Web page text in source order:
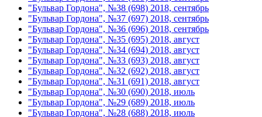
"Бульвар Гордона", №38 (698) 2018, сентябрь
"Бульвар Гордона", №37 (697) 2018, сентябрь
"Бульвар Гордона", №36 (696) 2018, сентябрь
"Бульвар Гордона", №35 (695) 2018, август
"Бульвар Гордона", №34 (694) 2018, август
"Бульвар Гордона", №33 (693) 2018, август
"Бульвар Гордона", №32 (692) 2018, август
"Бульвар Гордона", №31 (691) 2018, август
"Бульвар Гордона", №30 (690) 2018, июль
"Бульвар Гордона", №29 (689) 2018, июль
"Бульвар Гордона", №28 (688) 2018, июль